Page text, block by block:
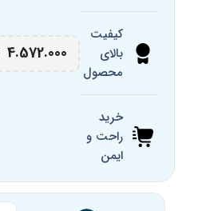
مقاومت
در برابر
خش
سایز پل
بینی
کالیبر
عدسی
141 میلی‌متر
طول
131 میلی‌متر
کیفیت
بالای
محصول
خرید
راحت و
ایمن
4.572.000